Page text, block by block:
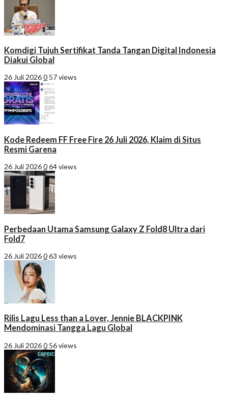
Komdigi Tujuh Sertifikat Tanda Tangan Digital Indonesia
Diakui Global
26 Juli 20260 57 views
Kode Redeem FF Free Fire 26 Juli 2026, Klaim di Situs
Resmi Garena
26 Juli 2026064 views
Perbedaan Utama Samsung Galaxy Z Fold8 Ultra dari
Fold7
26 Juli 2026063 views
Rilis Lagu Less than a Lover, Jennie BLACKPINK
Mendominasi Tangga Lagu Global
26 Juli 20260 56 views